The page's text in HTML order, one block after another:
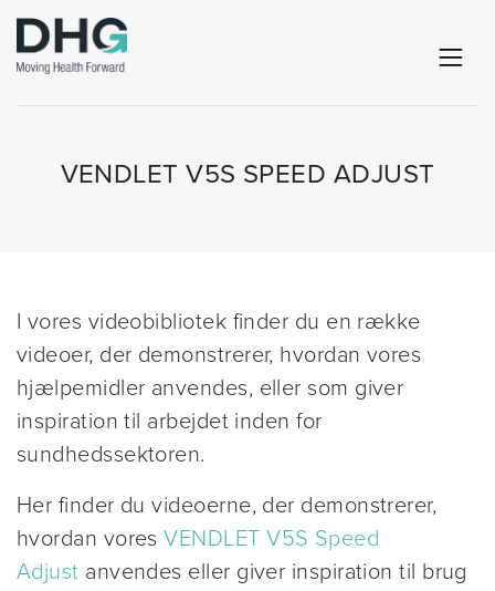
VENDLET V5S SPEED ADJUST
I vores videobibliotek finder du en række
videoer, der demonstrerer, hvordan vores
hjælpemidler anvendes, eller som giver
inspiration til arbejdet inden for
sundhedssektoren.
Her finder du videoerne, der demonstrerer,
hvordan voresVENDLET V5S Speed
Adjust anvendes eller giver inspiration til brug